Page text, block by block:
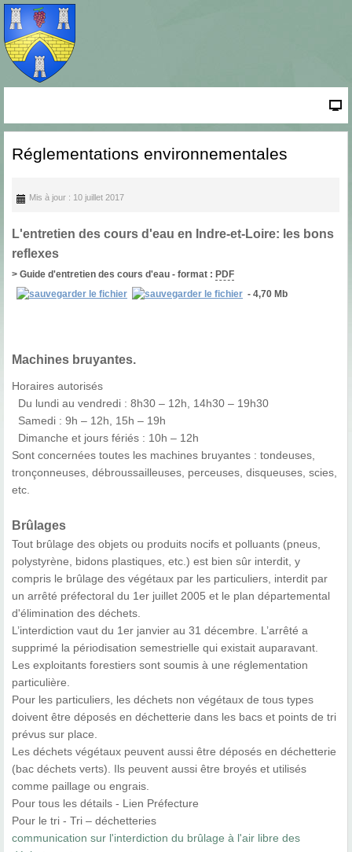
Réglementations environnementales
Mis à jour : 10 juillet 2017
L'entretien des cours d'eau en Indre-et-Loire: les bons
reflexes
> Guide d'entretien des cours d'eau - format : PDF
- 4,70 Mb
Machines bruyantes.
Horaires autorisés
Du lundi au vendredi : 8h30 – 12h, 14h30 – 19h30
Samedi : 9h – 12h, 15h – 19h
Dimanche et jours fériés : 10h – 12h
Sont concernées toutes les machines bruyantes : tondeuses,
tronçonneuses, débroussailleuses, perceuses, disqueuses, scies,
etc.
Brûlages
Tout brûlage des objets ou produits nocifs et polluants (pneus,
polystyrène, bidons plastiques, etc.) est bien sûr interdit, y
compris le brûlage des végétaux par les particuliers, interdit par
un arrêté préfectoral du 1er juillet 2005 et le plan départemental
d'élimination des déchets.
L’interdiction vaut du 1er janvier au 31 décembre. L’arrêté a
supprimé la périodisation semestrielle qui existait auparavant.
Les exploitants forestiers sont soumis à une réglementation
particulière.
Pour les particuliers, les déchets non végétaux de tous types
doivent être déposés en déchetterie dans les bacs et points de tri
prévus sur place.
Les déchets végétaux peuvent aussi être déposés en déchetterie
(bac déchets verts). Ils peuvent aussi être broyés et utilisés
comme paillage ou engrais.
Pour tous les détails - Lien Préfecture
Pour le tri - Tri – déchetteries
communication sur l'interdiction du brûlage à l'air libre des